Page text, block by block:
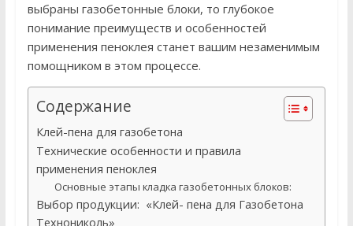
выбраны газобетонные блоки, то глубокое
понимание преимуществ и особенностей
применения пеноклея станет вашим незаменимым
помощником в этом процессе.
Содержание
Клей-пена для газобетона
Технические особенности и правила
применения пеноклея
Основные этапы кладка газобетонных блоков:
Выбор продукции: «Клей- пена для Газобетона
Технониколь»